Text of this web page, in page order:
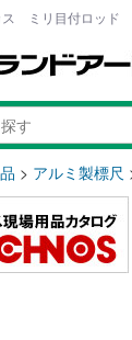
ミリ目付ロッド
> アルミ製標尺